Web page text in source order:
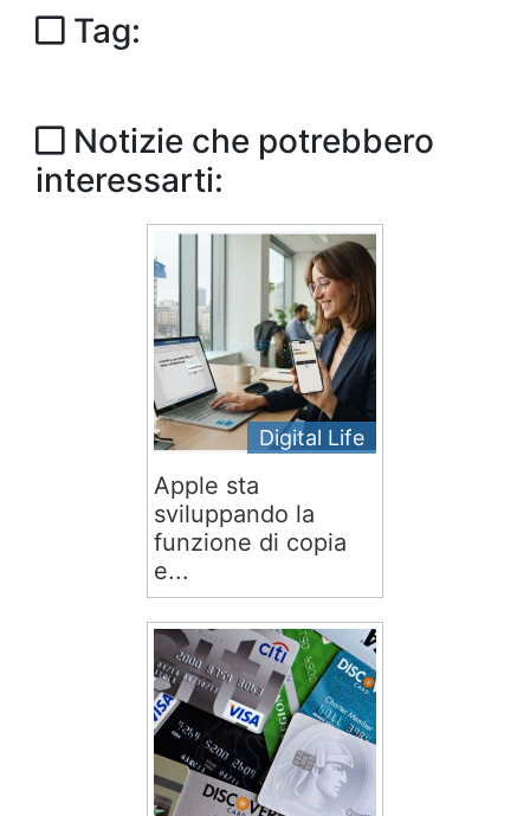
Tag:
Notizie che potrebbero
interessarti:
Digital Life
Apple sta
sviluppando la
funzione di copia
e...